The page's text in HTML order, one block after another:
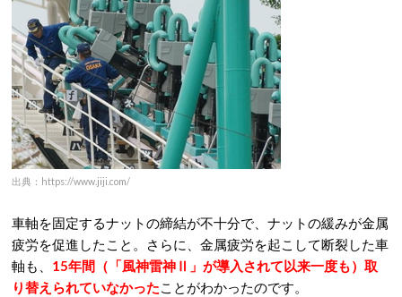
出典：https://www.jiji.com/
車軸を固定するナットの締結が不十分で、ナットの緩みが金属
疲労を促進したこと。さらに、金属疲労を起こして断裂した車
軸も、 15年間（「風神雷神Ⅱ」が導入されて以来一度も）取
り替えられていなかったことがわかったのです。